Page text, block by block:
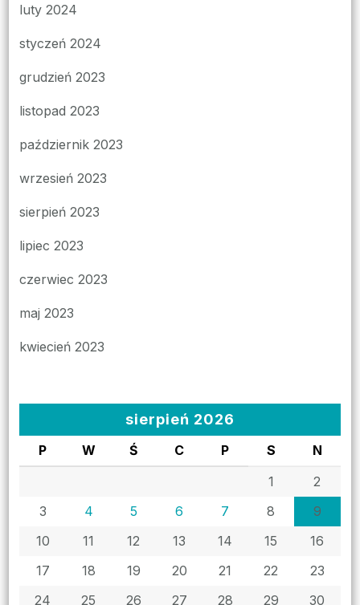
luty 2024
styczeń 2024
grudzień 2023
listopad 2023
październik 2023
wrzesień 2023
sierpień 2023
lipiec 2023
czerwiec 2023
maj 2023
kwiecień 2023
sierpień 2026
P W Ś C P S
N
1
2
3
4 5 6 7 8
9
10
11 12 13 14 15
16
17
18 19 20 21 22
23
24
25 26 27 28 29 30